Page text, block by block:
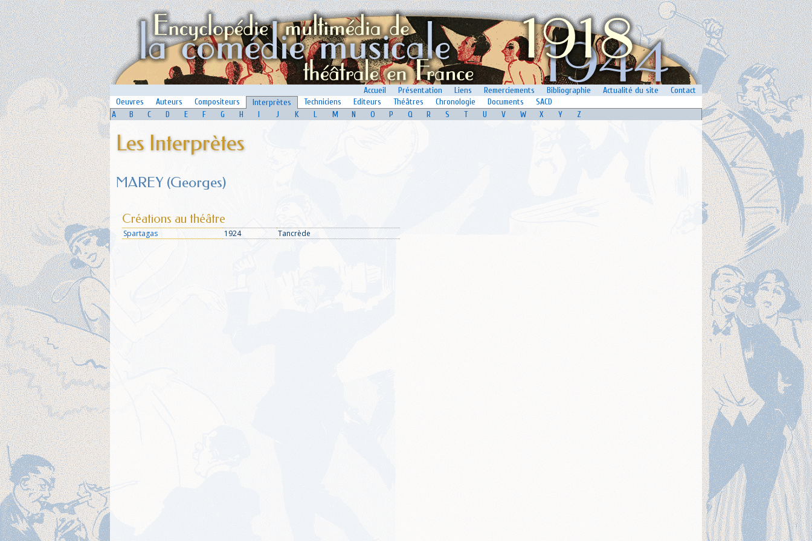
Accueil Présentation Liens Remerciements Bibliographie Actualité du site
Contact
Oeuvres
Auteurs Compositeurs Interprètes Techniciens Editeurs Théâtres Chronologie Documents
SACD
A
B C D E F G H I J K L M N O P Q R S T U V W X Y Z
Les Interprètes
MAREY (Georges)
Créations au théâtre
Spartagas 1924 Tancrède